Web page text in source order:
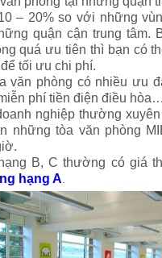
– 20% so với những
quận cận trung tâm.
quá ưu tiên thì bạn có
tối ưu chi phí.
văn phòng có nhiều ưu
phí tiền điện điều hòa…
nghiệp thường
những tòa văn phòng
B, C thường có giá
hạng A